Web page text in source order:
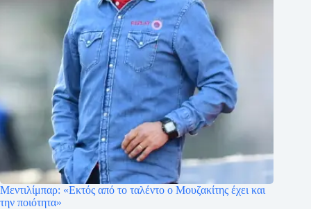
Μεντιλίμπαρ: «Εκτός από το ταλέντο ο Μουζακίτης έχει και
την ποιότητα»